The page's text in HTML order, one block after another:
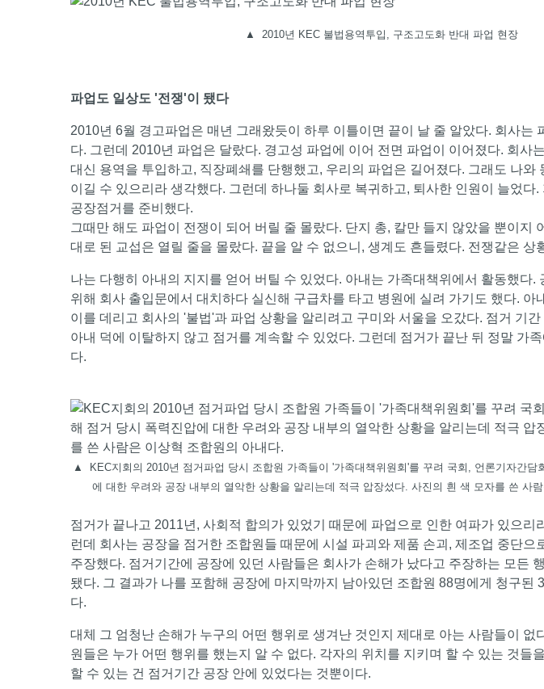
▲ 2010년 KEC 불법용역투입, 구조고도화 반대 파업 현장
파업도 일상도 '전쟁'이 됐다
2010년 6월 경고파업은 매년 그래왔듯이 하루 이틀이면 끝이 날 줄 알았다. 회사는
다. 그런데 2010년 파업은 달랐다. 경고성 파업에 이어 전면 파업이 이어졌다. 회사
대신 용역을 투입하고, 직장폐쇄를 단행했고, 우리의 파업은 길어졌다. 그래도 나와
이길 수 있으리라 생각했다. 그런데 하나둘 회사로 복귀하고, 퇴사한 인원이 늘었다
공장점거를 준비했다.
그때만 해도 파업이 전쟁이 되어 버릴 줄 몰랐다. 단지 총, 칼만 들지 않았을 뿐이지
대로 된 교섭은 열릴 줄을 몰랐다. 끝을 알 수 없으니, 생계도 흔들렸다. 전쟁같은 상
나는 다행히 아내의 지지를 얻어 버틸 수 있었다. 아내는 가족대책위에서 활동했다.
위해 회사 출입문에서 대치하다 실신해 구급차를 타고 병원에 실려 가기도 했다. 아
이를 데리고 회사의 '불법'과 파업 상황을 알리려고 구미와 서울을 오갔다. 점거 기
아내 덕에 이탈하지 않고 점거를 계속할 수 있었다. 그런데 점거가 끝난 뒤 정말 가
다.
▲
KEC지회의 2010년 점거파업 당시 조합원 가족들이 '가족대책위원회'를 꾸려 국회, 언론기자간
에 대한 우려와 공장 내부의 열악한 상황을 알리는데 적극 압장섰다. 사진의 흰 색 모자를 쓴 사
점거가 끝나고 2011년, 사회적 합의가 있었기 때문에 파업으로 인한 여파가 있으리
런데 회사는 공장을 점거한 조합원들 때문에 시설 파괴와 제품 손괴, 제조업 중단으
주장했다. 점거기간에 공장에 있던 사람들은 회사가 손해가 났다고 주장하는 모든
됐다. 그 결과가 나를 포함해 공장에 마지막까지 남아있던 조합원 88명에게 청구된
다.
대체 그 엄청난 손해가 누구의 어떤 행위로 생겨난 것인지 제대로 아는 사람들이 없
원들은 누가 어떤 행위를 했는지 알 수 없다. 각자의 위치를 지키며 할 수 있는 것들
할 수 있는 건 점거기간 공장 안에 있었다는 것뿐이다.